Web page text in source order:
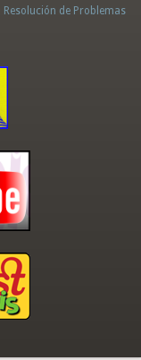
Resolución de Problemas